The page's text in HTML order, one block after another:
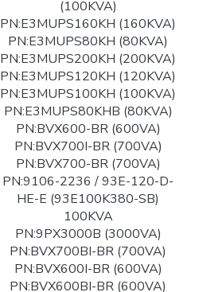
(100KVA)
PN:E3MUPS160KH (160KVA)
PN:E3MUPS80KH (80KVA)
PN:E3MUPS200KH (200KVA)
PN:E3MUPS120KH (120KVA)
PN:E3MUPS100KH (100KVA)
PN:E3MUPS80KHB (80KVA)
PN:BVX600-BR (600VA)
PN:BVX700I-BR (700VA)
PN:BVX700-BR (700VA)
PN:9106-2236 / 93E-120-D-
HE-E (93E100K380-SB)
100KVA
PN:9PX3000B (3000VA)
PN:BVX700BI-BR (700VA)
PN:BVX600I-BR (600VA)
PN:BVX600BI-BR (600VA)